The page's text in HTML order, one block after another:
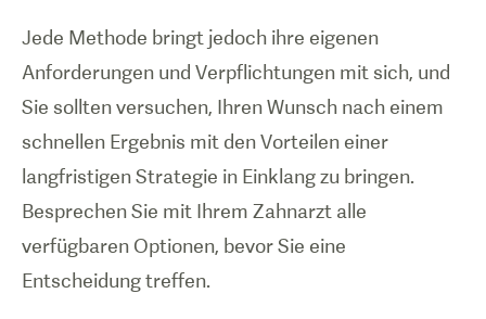
Jede Methode bringt jedoch ihre eigenen
Anforderungen und Verpflichtungen mit sich, und
Sie sollten versuchen, Ihren Wunsch nach einem
schnellen Ergebnis mit den Vorteilen einer
langfristigen Strategie in Einklang zu bringen.
Besprechen Sie mit Ihrem Zahnarzt alle
verfügbaren Optionen, bevor Sie eine
Entscheidung treffen.